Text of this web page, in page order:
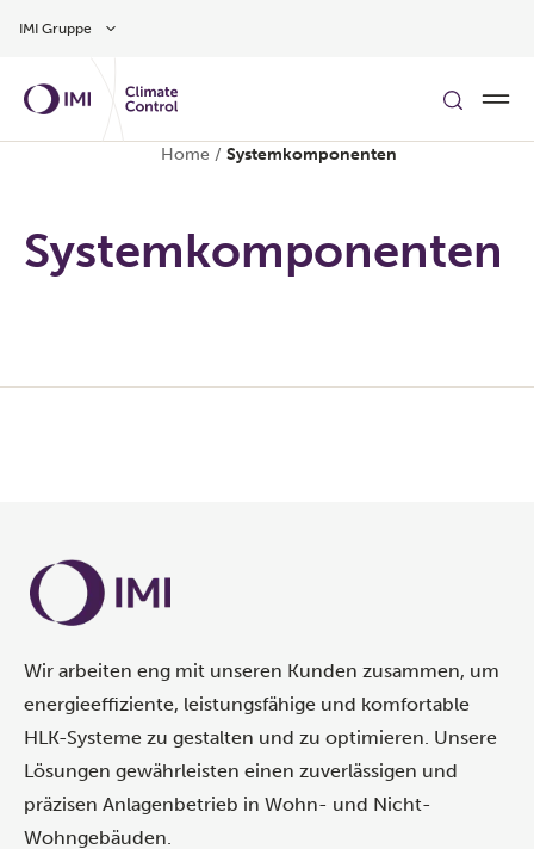
IMI Gruppe
Home / Systemkomponenten
Systemkomponenten
Wir arbeiten eng mit unseren Kunden zusammen, um
energieeffiziente, leistungsfähige und komfortable
HLK-Systeme zu gestalten und zu optimieren. Unsere
Lösungen gewährleisten einen zuverlässigen und
präzisen Anlagenbetrieb in Wohn- und Nicht-
Wohngebäuden.